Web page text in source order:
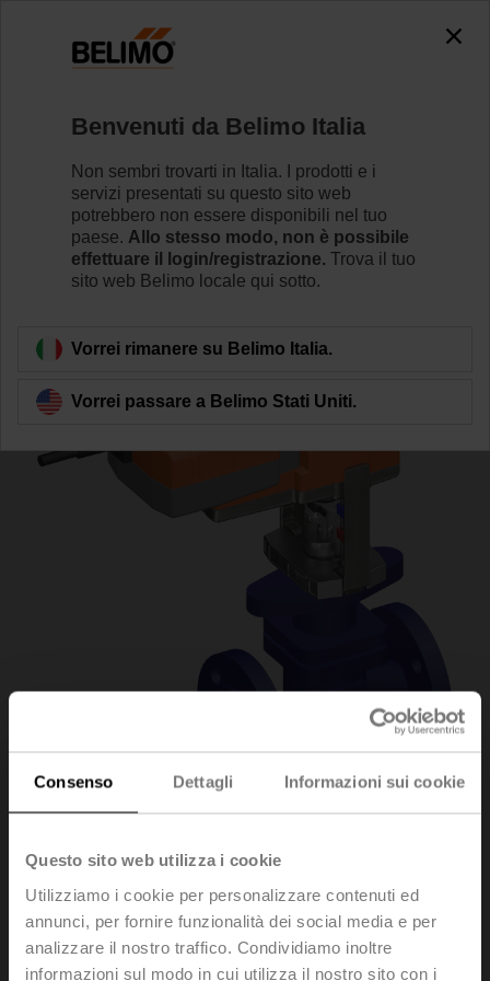
Consenso Dettagli Informazioni sui cookie
Questo sito web utilizza i cookie
Utilizziamo i cookie per personalizzare contenuti ed
annunci, per fornire funzionalità dei social media e per
analizzare il nostro traffico. Condividiamo inoltre
informazioni sul modo in cui utilizza il nostro sito con i
H6015X1P6-S2+NVK24A-3-TPC
Per saperne di più
Torna alla categoria di prodotti
H6015X1P6-
S2+NVK24A-3-TPC
Benvenuti da Belimo Italia
Non sembri trovarti in Italia. I prodotti e i
servizi presentati su questo sito web
potrebbero non essere disponibili nel tuo
paese. Allo stesso modo, non è possibile
effettuare il login/registrazione. Trova il tuo
sito web Belimo locale qui sotto.
Vorrei rimanere su Belimo Italia.
Vorrei passare a Belimo Stati Uniti.